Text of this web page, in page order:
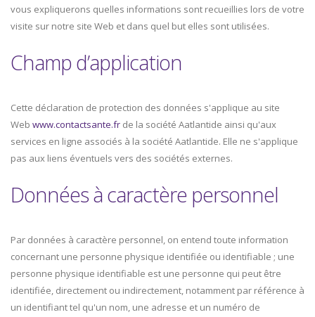
vous expliquerons quelles informations sont recueillies lors de votre
visite sur notre site Web et dans quel but elles sont utilisées.
Champ d’application
Cette déclaration de protection des données s'applique au site
Web www.contactsante.fr de la société Aatlantide ainsi qu'aux
services en ligne associés à la société Aatlantide. Elle ne s'applique
pas aux liens éventuels vers des sociétés externes.
Données à caractère personnel
Par données à caractère personnel, on entend toute information
concernant une personne physique identifiée ou identifiable ; une
personne physique identifiable est une personne qui peut être
identifiée, directement ou indirectement, notamment par référence à
un identifiant tel qu'un nom, une adresse et un numéro de